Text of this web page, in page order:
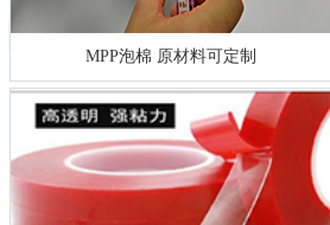
MPP泡棉 原材料可定制